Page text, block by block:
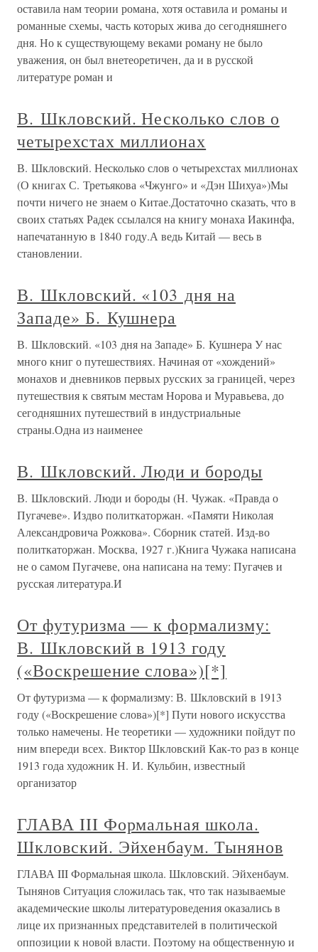
оставила нам теории романа, хотя оставила и романы и
романные схемы, часть которых жива до сегодняшнего
дня. Но к существующему веками роману не было
уважения, он был внетеоретичен, да и в русской
литературе роман и
В. Шкловский. Несколько слов о
четырехстах миллионах
В. Шкловский. Несколько слов о четырехстах миллионах
(О книгах С. Третьякова «Чжунго» и «Дэн Шихуа»)Мы
почти ничего не знаем о Китае.Достаточно сказать, что в
своих статьях Радек ссылался на книгу монаха Иакинфа,
напечатанную в 1840 году.А ведь Китай — весь в
становлении.
В. Шкловский. «103 дня на
Западе» Б. Кушнера
В. Шкловский. «103 дня на Западе» Б. Кушнера У нас
много книг о путешествиях. Начиная от «хождений»
монахов и дневников первых русских за границей, через
путешествия к святым местам Норова и Муравьева, до
сегодняшних путешествий в индустриальные
страны.Одна из наименее
В. Шкловский. Люди и бороды
В. Шкловский. Люди и бороды (Н. Чужак. «Правда о
Пугачеве». Издво политкаторжан. «Памяти Николая
Александровича Рожкова». Сборник статей. Изд-во
политкаторжан. Москва, 1927 г.)Книга Чужака написана
не о самом Пугачеве, она написана на тему: Пугачев и
русская литература.И
От футуризма — к формализму:
В. Шкловский в 1913 году
(«Воскрешение слова»)[*]
От футуризма — к формализму: В. Шкловский в 1913
году («Воскрешение слова»)[*] Пути нового искусства
только намечены. Не теоретики — художники пойдут по
ним впереди всех. Виктор Шкловский Как-то раз в конце
1913 года художник Н. И. Кульбин, известный
организатор
ГЛАВА III Формальная школа.
Шкловский. Эйхенбаум. Тынянов
ГЛАВА III Формальная школа. Шкловский. Эйхенбаум.
Тынянов Ситуация сложилась так, что так называемые
академические школы литературоведения оказались в
лице их признанных представителей в политической
оппозиции к новой власти. Поэтому на общественную и